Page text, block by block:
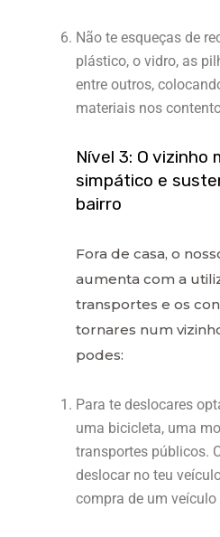
Não te esqueças de
plástico, o vidro, as
entre outros,
materiais nos
Nível 3: O vizinho
simpático e
bairro
Fora de casa, o
aumenta com a
transportes e os
tornares num
podes:
Para te deslocares
uma bicicleta, uma
transportes públicos.
deslocar no teu
compra de um veículo